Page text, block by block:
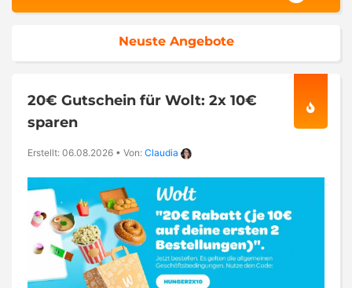
Neuste Angebote
20€ Gutschein für Wolt: 2x 10€
sparen
Erstellt: 06.08.2026 • Von: Claudia